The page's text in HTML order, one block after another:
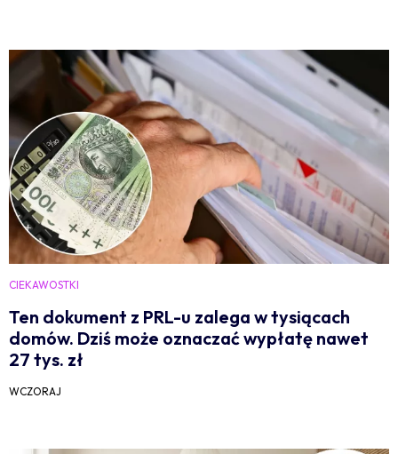
CIEKAWOSTKI
Ten dokument z PRL-u zalega w tysiącach
domów. Dziś może oznaczać wypłatę nawet
27 tys. zł
WCZORAJ